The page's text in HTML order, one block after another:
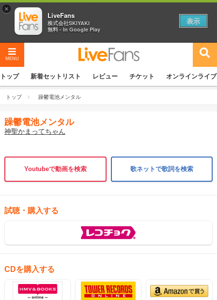
MENU
トップ 新着セットリスト レビュー チケット オンラインライブ
トップ 躁鬱電池メンタル
躁鬱電池メンタル
神聖かまってちゃん
Youtubeで動画を検索 歌ネットで歌詞を検索
試聴・購入する
CDを購入する
×
LiveFans
株式会社SKIYAKI
無料 - In Google Play
表示